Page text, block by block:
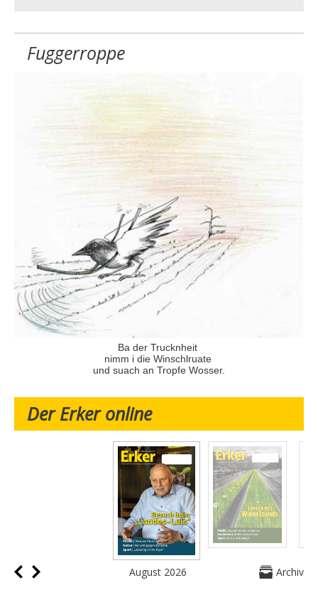
Fuggerroppe
Ba der Trucknheit
nimm i die Winschlruate
und suach an Tropfe Wosser.
Der Erker online
August 2026 Archiv